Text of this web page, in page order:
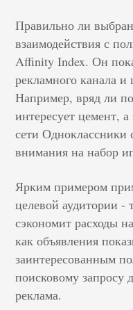
Правильно ли
взаимодействия с
Affinity Index. Он
рекламного канала и
Например, вряд ли
интересует цемент,
сети Одноклассники
внимания на набор
Ярким примером
целевой аудитории -
сэкономит расходы
как объявления
заинтересованным
поисковому запросу
реклама.